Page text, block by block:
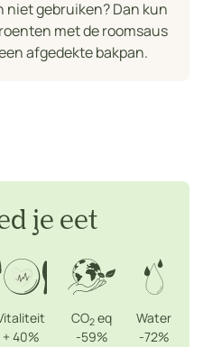
niet gebruiken? Dan kun
met de roomsaus
afgedekte bakpan.
je eet
+ 40%
CO2 eq
-59%
Water
-72%